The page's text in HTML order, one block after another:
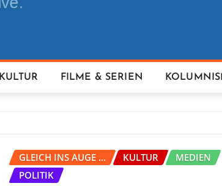
KULTUR FILME & SERIEN
GLEICH INS AUGE ... KULTUR
MEDIEN
POLITIK